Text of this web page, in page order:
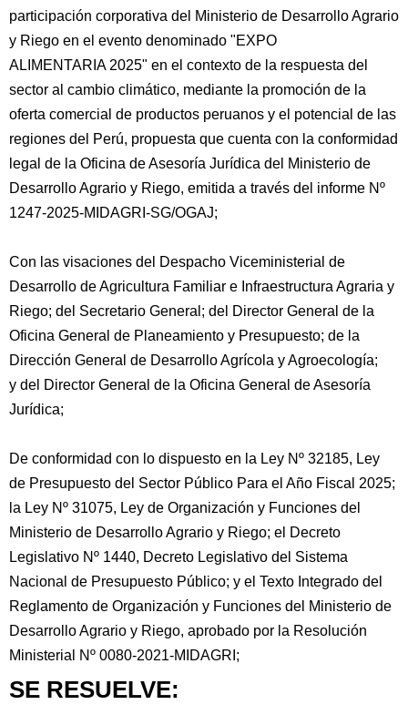
participación corporativa del Ministerio de Desarrollo Agrario
y Riego en el evento denominado "EXPO
ALIMENTARIA 2025" en el contexto de la respuesta del
sector al cambio climático, mediante la promoción de la
oferta comercial de productos peruanos y el potencial de las
regiones del Perú, propuesta que cuenta con la conformidad
legal de la Oficina de Asesoría Jurídica del Ministerio de
Desarrollo Agrario y Riego, emitida a través del informe Nº
1247-2025-MIDAGRI-SG/OGAJ;
Con las visaciones del Despacho Viceministerial de
Desarrollo de Agricultura Familiar e Infraestructura Agraria y
Riego; del Secretario General; del Director General de la
Oficina General de Planeamiento y Presupuesto; de la
Dirección General de Desarrollo Agrícola y Agroecología;
y del Director General de la Oficina General de Asesoría
Jurídica;
De conformidad con lo dispuesto en la Ley Nº 32185, Ley
de Presupuesto del Sector Público Para el Año Fiscal 2025;
la Ley Nº 31075, Ley de Organización y Funciones del
Ministerio de Desarrollo Agrario y Riego; el Decreto
Legislativo Nº 1440, Decreto Legislativo del Sistema
Nacional de Presupuesto Público; y el Texto Integrado del
Reglamento de Organización y Funciones del Ministerio de
Desarrollo Agrario y Riego, aprobado por la Resolución
Ministerial Nº 0080-2021-MIDAGRI;
SE RESUELVE: